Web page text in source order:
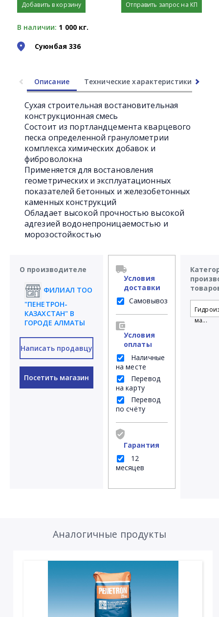
Добавить в корзину Отправить запрос на КП
В наличии: 1 000 кг.
Суюнбая 336
Описание Технические характеристики
Сухая строительная востановительная
конструкционная смесь
Состоит из портландцемента кварцевого
песка определенной гранулометрии
комплекса химических добавок и
фиброволокна
Применяется для востановления
геометрических и эксплуатационных
показателей бетонных и железобетонных
каменных конструкций
Обладает высокой прочностью высокой
адгезией водонепроницаемостью и
морозостойкостью
О производителе
ФИЛИАЛ ТОО
"ПЕНЕТРОН-
КАЗАХСТАН" В
ГОРОДЕ АЛМАТЫ
Написать продавцу
Посетить магазин
Условия
доставки
Самовывоз
Условия
оплаты
Наличные
на месте
Перевод
на карту
Перевод
по счёту
Гарантия
12
месяцев
ма...
Аналогичные продукты